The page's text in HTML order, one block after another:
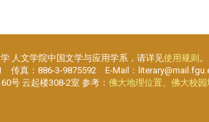
人文学院中国文学与应用学系，请详见使用规则 。
传真：886-3-9875592 E-Mail：
号 云起楼308-2室 参考： 佛大地理位置、 佛大校园